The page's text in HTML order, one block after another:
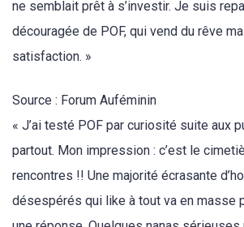
ne semblait prêt à s’investir. Je suis
découragée de POF, qui vend du rêve
satisfaction. »
Source : Forum Auféminin
« J’ai testé POF par curiosité suite aux
partout. Mon impression : c’est le
rencontres !! Une majorité écrasante
désespérés qui like à tout va en masse